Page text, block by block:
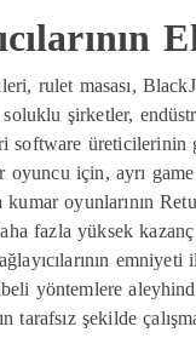
rulet masası,
şirketler,
üreticilerinin
için, ayrı
kumar oyunlarının
fazla yüksek
yöntemlere
tarafsız şekilde